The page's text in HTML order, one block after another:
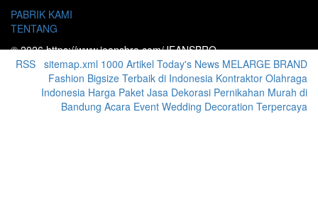
PABRIK KAMI
TENTANG
© 2026 https://www.jeansbro.com/JEANSBRO
RSS sitemap.xml 1000 Artikel Today's News MELARGE BRAND
Fashion Bigsize Terbaik di Indonesia Kontraktor Olahraga
Indonesia Harga Paket Jasa Dekorasi Pernikahan Murah di
Bandung Acara Event Wedding Decoration Terpercaya